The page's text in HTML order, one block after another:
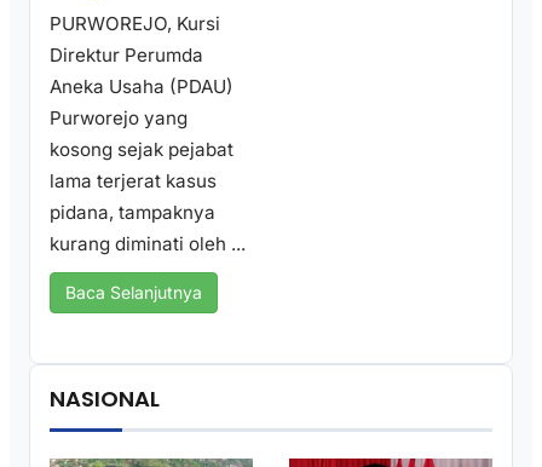
PURWOREJO, Kursi
Direktur Perumda
Aneka Usaha (PDAU)
Purworejo yang
kosong sejak pejabat
lama terjerat kasus
pidana, tampaknya
kurang diminati oleh ...
Baca Selanjutnya
NASIONAL